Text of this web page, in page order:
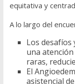
equitativa y
A lo largo del
Los
una
raras,
El
asistencial